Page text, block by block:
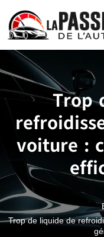
Trop
voiture :
Trop de liquide de